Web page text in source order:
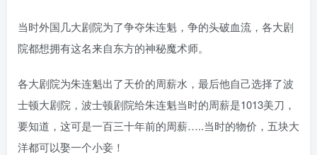
当时外国几大剧院为了争夺朱连魁，争的头破血流，各大剧
院都想拥有这名来自东方的神秘魔术师。
各大剧院为朱连魁出了天价的周薪水，最后他自己选择了波
士顿大剧院，波士顿剧院给朱连魁当时的周薪是1013美刀，
要知道，这可是一百三十年前的周薪…..当时的物价，五块大
洋都可以娶一个小妾！